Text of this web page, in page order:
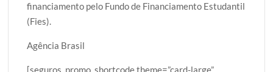
financiamento pelo Fundo de Financiamento Estudantil
(Fies).
Agência Brasil
[seguros_promo_shortcode theme=”card-large”